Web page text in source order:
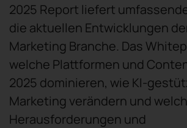
2025 Report liefert
die aktuellen Entwicklungen
Marketing Branche. Das
welche Plattformen und
2025 dominieren, wie KI-
Marketing verändern und
Herausforderungen und